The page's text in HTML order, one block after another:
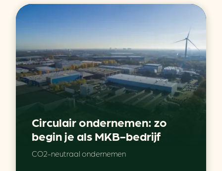
Circulair ondernemen: zo
begin je als MKB-bedrijf
CO2-neutraal ondernemen